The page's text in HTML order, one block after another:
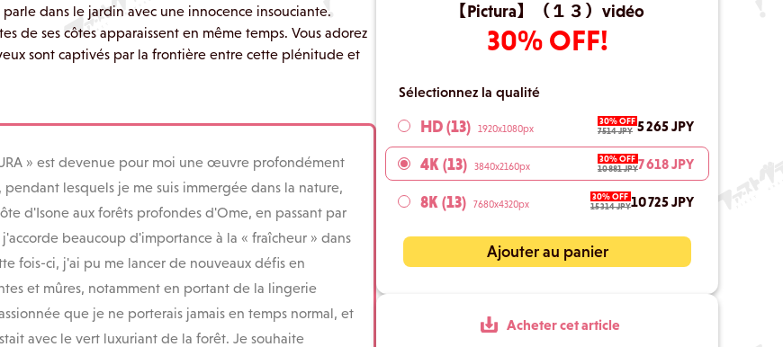
dans le jardin avec une innocence insouciante.
de ses côtes apparaissent en même temps. Vous adorez
sont captivés par la frontière entre cette plénitude et
» est devenue pour moi une œuvre profondément
lesquels je me suis immergée dans la nature,
d'Isone aux forêts profondes d'Ome, en passant par
beaucoup d'importance à la « fraîcheur » dans
fois-ci, j'ai pu me lancer de nouveaux défis en
et mûres, notamment en portant de la lingerie
que je ne porterais jamais en temps normal, et
avec le vert luxuriant de la forêt. Je souhaite
【Pictura】（１３）vidéo
30% OFF!
Sélectionnez la qualité
HD (13) 1920x1080px
30% OFF
7 514 JPY 5 265 JPY
4K (13) 3840x2160px
30% OFF
10 881 JPY7 618 JPY
8K (13) 7680x4320px
30% OFF
15 314 JPY10 725 JPY
Ajouter au panier
Acheter cet article